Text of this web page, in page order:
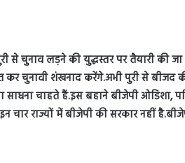
से चुनाव लड़ने की युद्धस्तर पर तैयारी की
चुनावी शंखनाद करेंगे.अभी पुरी से बीजद
साधना चाहते हैं.इस बहाने बीजेपी ओडिशा,
चार राज्यों में बीजेपी की सरकार नहीं